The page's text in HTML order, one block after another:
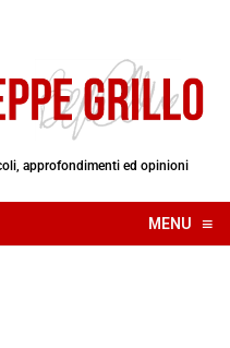
approfondimenti ed opinioni
MENU ≡
☰